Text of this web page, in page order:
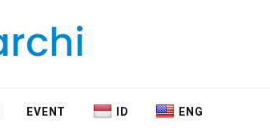
EVENT ID ENG